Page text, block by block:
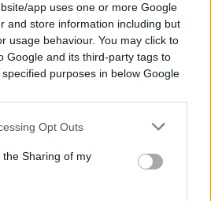
app uses one or more Google
and store information including but
usage behaviour. You may click to
Google and its third-party tags to
purposes in below Google
Opt Outs
Sharing of my
lunga serie di governi di
al peronismo sociologico,
statalista che fino
Quello che Milei
di governo ma un
sociale